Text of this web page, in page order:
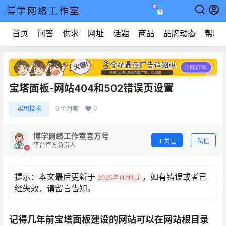
博学网络工作室
首页 问答 供求 网址 话题 商品 品牌动态 帮助
广告
宝塔面板-网站404和502错误页设置
实用技术 9 个月前 0
博学网络工作室官方号
平台官方负责人
关注 私信
提示：本文最后更新于 2025年11月1日
，如有错误或者已
经失效，请留言告知。
记得几年前宝塔面板建设的网站可以在网站根目录